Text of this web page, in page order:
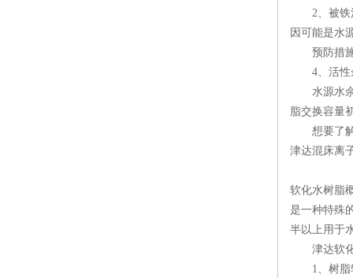
2、被铁污
因可能是水
预防措施
4、活性
水源水余
脂交换容量
想要了解
津达混床离
软化水树脂
是一种特殊
半以上用于
津达软化
1、树脂